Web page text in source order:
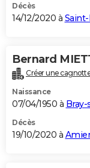
Décès
14/12/2020 à
Bernard
Créer une
Naissance
07/04/1950 à
Décès
19/10/2020 à